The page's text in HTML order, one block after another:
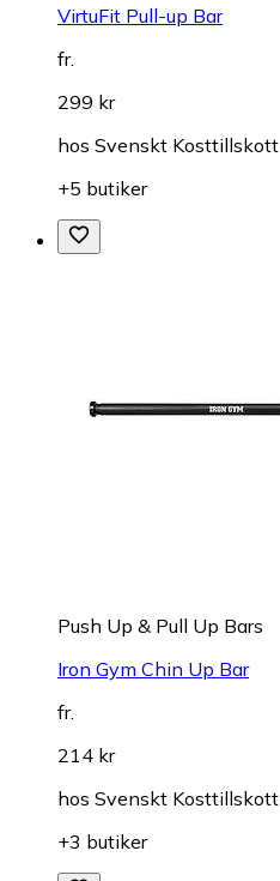
VirtuFit Pull-up Bar
fr.
299 kr
hos Svenskt Kosttillskott
+5 butiker
Push Up & Pull Up Bars
Iron Gym Chin Up Bar
fr.
214 kr
hos Svenskt Kosttillskott
+3 butiker